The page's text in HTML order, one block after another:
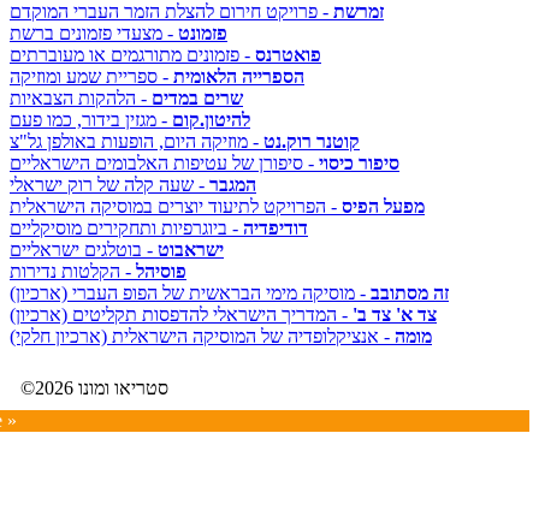
זמרשת - פרויקט חירום להצלת הזמר העברי המוקדם
פזמונט - מצעדי פזמונים ברשת
פואטרנס - פזמונים מתורגמים או מעוברתים
הספרייה הלאומית - ספריית שמע ומוזיקה
שרים במדים - הלהקות הצבאיות
להיטון.קום - מגזין בידור, כמו פעם
קוטנר רוק.נט - מוזיקה היום, הופעות באולפן גל"צ
סיפור כיסוי - סיפורן של עטיפות האלבומים הישראליים
המגבר - שעה קלה של רוק ישראלי
מפעל הפיס - הפרויקט לתיעוד יוצרים במוסיקה הישראלית
דודיפדיה - ביוגרפיות ותחקירים מוסיקליים
ישראבוט - בוטלגים ישראליים
פוסיהל - הקלטות נדירות
זה מסתובב - מוסיקה מימי הבראשית של הפופ העברי (ארכיון)
צד א' צד ב' - המדריך הישראלי להדפסות תקליטים (ארכיון)
מומה - אנציקלופדיה של המוסיקה הישראלית (ארכיון חלקי)
©2026 סטריאו ומונו
»